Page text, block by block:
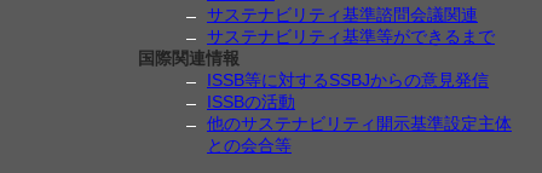
サステナビリティ基準諮問会議関連
サステナビリティ基準等ができるまで
国際関連情報
ISSB等に対するSSBJからの意見発信
ISSBの活動
他のサステナビリティ開示基準設定主体
との会合等